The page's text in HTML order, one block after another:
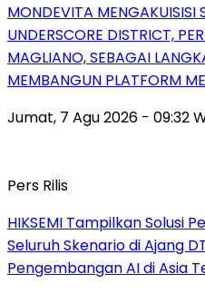
MONDEVITA MENGAKUISISI
UNDERSCORE DISTRICT,
MAGLIANO, SEBAGAI
MEMBANGUN PLATFORM
Jumat, 7 Agu 2026 - 09:32
Pers Rilis
HIKSEMI Tampilkan Solusi
Seluruh Skenario di Ajang
Pengembangan AI di Asia